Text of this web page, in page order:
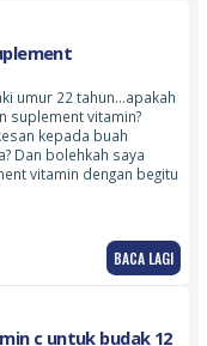
umur 22 tahun…apakah
suplement vitamin?
kepada buah
Dan bolehkah saya
vitamin dengan begitu
BACA LAGI
c untuk budak 12